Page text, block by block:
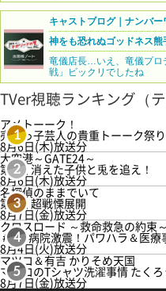
キャストブログ｜ナンバ
神をも恐れぬゴッドネス熊
竜儀店長…いえ、竜儀プロ
戦」ビックリでしたね
TVer視聴ランキング（テ
1
アメトーーク！
売れっ子芸人の貴重トーーク祭
8月6日(木)放送分
2
大空港～GATE24～
第3話 消えた子供と兎を追え！
8月6日(木)放送分
3
名探偵のままでいて
第4話 超戦慄展開
8月7日(金)放送分
4
クロスロード ～救命救急の約束
＃5 病院激震！パワハラ＆医療
8月4日(火)放送分
5
マツコ＆有吉 かりそめ天国
マツコのTシャツ洗濯事情 たく
8月7日(金)放送分